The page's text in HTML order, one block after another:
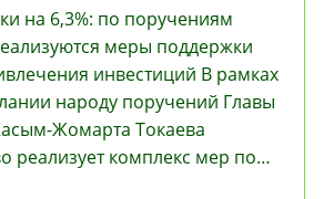
Безопасности”
на 6,3%: по поручениям
меры поддержки
инвестиций В рамках
народу поручений Главы
Жомарта Токаева
реализует комплекс мер по…